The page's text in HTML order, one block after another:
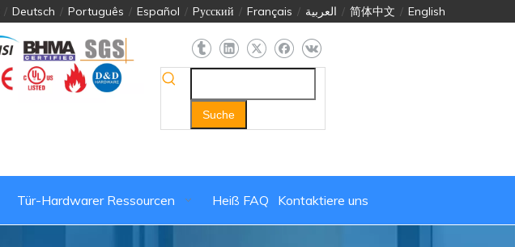
/ Deutsch / Português / Español / Pусский / Français / العربية / 简体中文 / English
Suche
Tür-Hardwarer Ressourcen Heiß FAQ Kontaktiere uns